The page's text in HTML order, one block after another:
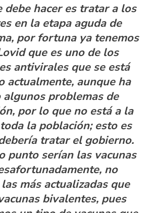
debe hacer es tratar a los
en la etapa aguda de
por fortuna ya tenemos
que es uno de los
antivirales que se está
actualmente, aunque ha
algunos problemas de
por lo que no está a la
la población; esto es
tratar el gobierno.
punto serían las vacunas
no
más actualizadas que
bivalentes, pues